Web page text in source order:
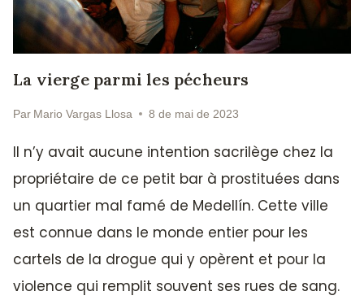
La vierge parmi les pécheurs
Par Mario Vargas Llosa 8 de mai de 2023
Il n’y avait aucune intention sacrilège chez la
propriétaire de ce petit bar à prostituées dans
un quartier mal famé de Medellín. Cette ville
est connue dans le monde entier pour les
cartels de la drogue qui y opèrent et pour la
violence qui remplit souvent ses rues de sang.